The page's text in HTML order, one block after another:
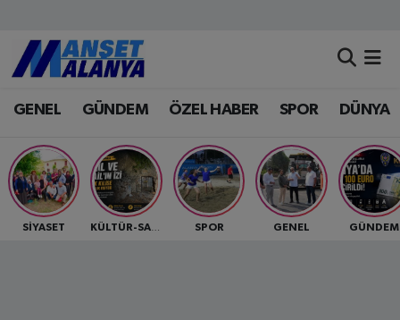
GENEL GÜNDEM ÖZEL HABER SPOR DÜNYA
SİYASET KÜLTÜR-SANAT SPOR GENEL GÜNDEM
Antalya Nöbetçi Eczaneler
Antalya Hava Durumu
Antalya Namaz Vakitleri
Antalya Trafik Yoğunluk Haritası